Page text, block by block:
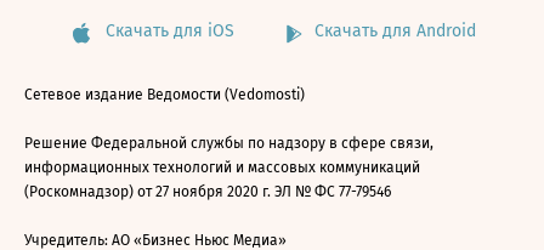
Скачать для iOS Скачать для Android
Сетевое издание Ведомости (Vedomosti)
Решение Федеральной службы по надзору в сфере связи,
информационных технологий и массовых коммуникаций
(Роскомнадзор) от 27 ноября 2020 г. ЭЛ № ФС 77-79546
Учредитель: АО «Бизнес Ньюс Медиа»